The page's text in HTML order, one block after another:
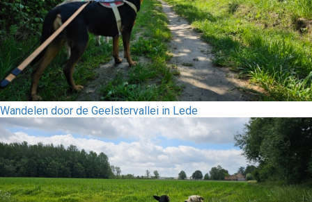
Wandelen door de Geelstervallei in Lede